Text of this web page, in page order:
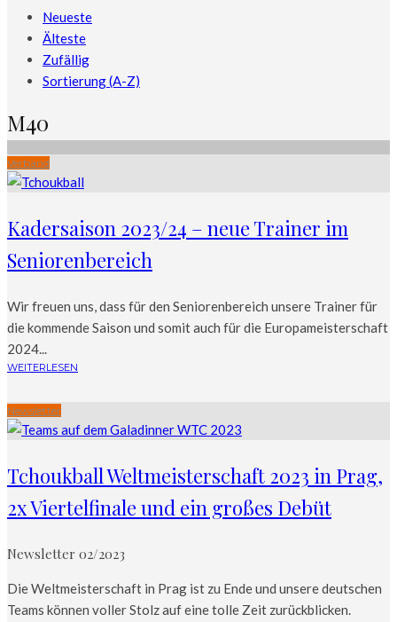
Neueste
Älteste
Zufällig
Sortierung (A-Z)
M40
Verband
Kadersaison 2023/24 – neue Trainer im
Seniorenbereich
Wir freuen uns, dass für den Seniorenbereich unsere Trainer für
die kommende Saison und somit auch für die Europameisterschaft
2024...
WEITERLESEN
Newsletter
Tchoukball Weltmeisterschaft 2023 in Prag,
2x Viertelfinale und ein großes Debüt
Newsletter 02/2023
Die Weltmeisterschaft in Prag ist zu Ende und unsere deutschen
Teams können voller Stolz auf eine tolle Zeit zurückblicken.